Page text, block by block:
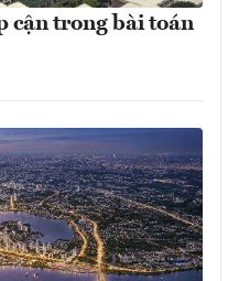
cận trong bài toán